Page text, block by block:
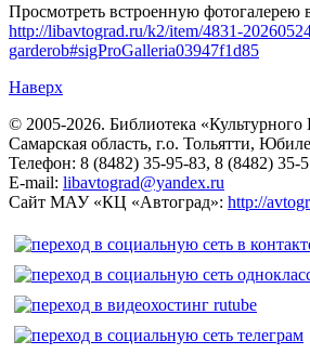
Просмотреть встроенную фотогалерею
http://libavtograd.ru/k2/item/4831-
garderob#sigProGalleria03947f1d85
Наверх
© 2005-2026. Библиотека «Культурного
Самарская область, г.о. Тольятти,
Телефон: 8 (8482) 35-95-83, 8 (8482) 35-
E-mail: libavtograd@yandex.ru
Сайт МАУ «КЦ «Автоград»: http://